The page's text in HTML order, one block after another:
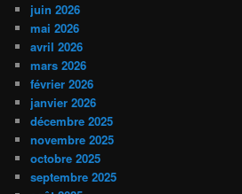
juin 2026
mai 2026
avril 2026
mars 2026
février 2026
janvier 2026
décembre 2025
novembre 2025
octobre 2025
septembre 2025